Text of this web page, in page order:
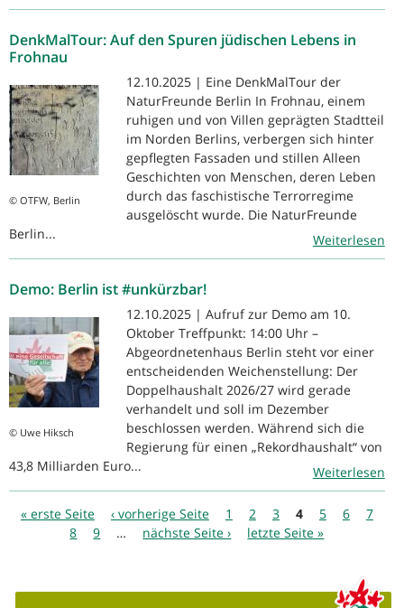
DenkMalTour: Auf den Spuren jüdischen Lebens in
Frohnau
© OTFW, Berlin
12.10.2025 | Eine DenkMalTour der
NaturFreunde Berlin In Frohnau, einem
ruhigen und von Villen geprägten Stadtteil
im Norden Berlins, verbergen sich hinter
gepflegten Fassaden und stillen Alleen
Geschichten von Menschen, deren Leben
durch das faschistische Terrorregime
ausgelöscht wurde. Die NaturFreunde
Berlin...
Weiterlesen
Demo: Berlin ist #unkürzbar!
© Uwe Hiksch
12.10.2025 | Aufruf zur Demo am 10.
Oktober Treffpunkt: 14:00 Uhr –
Abgeordnetenhaus Berlin steht vor einer
entscheidenden Weichenstellung: Der
Doppelhaushalt 2026/27 wird gerade
verhandelt und soll im Dezember
beschlossen werden. Während sich die
Regierung für einen „Rekordhaushalt“ von
43,8 Milliarden Euro...
Weiterlesen
Seiten
« erste Seite ‹ vorherige Seite 1 2 3 4 5 6
7
8
9 … nächste Seite › letzte Seite »